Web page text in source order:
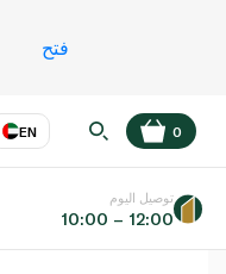
فتح
EN
عر
0
توصيل اليوم
10:00 – 12:00